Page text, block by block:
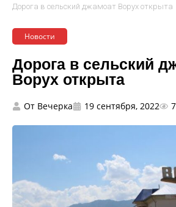
Дорога в сельский джамоат Ворух открыта
Новости
Дорога в сельский
Ворух открыта
От Вечерка 19 сентября, 2022